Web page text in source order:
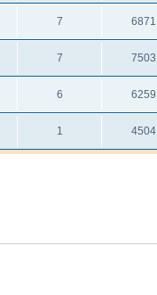
7 6871
7 7503
6 6259
1 4504